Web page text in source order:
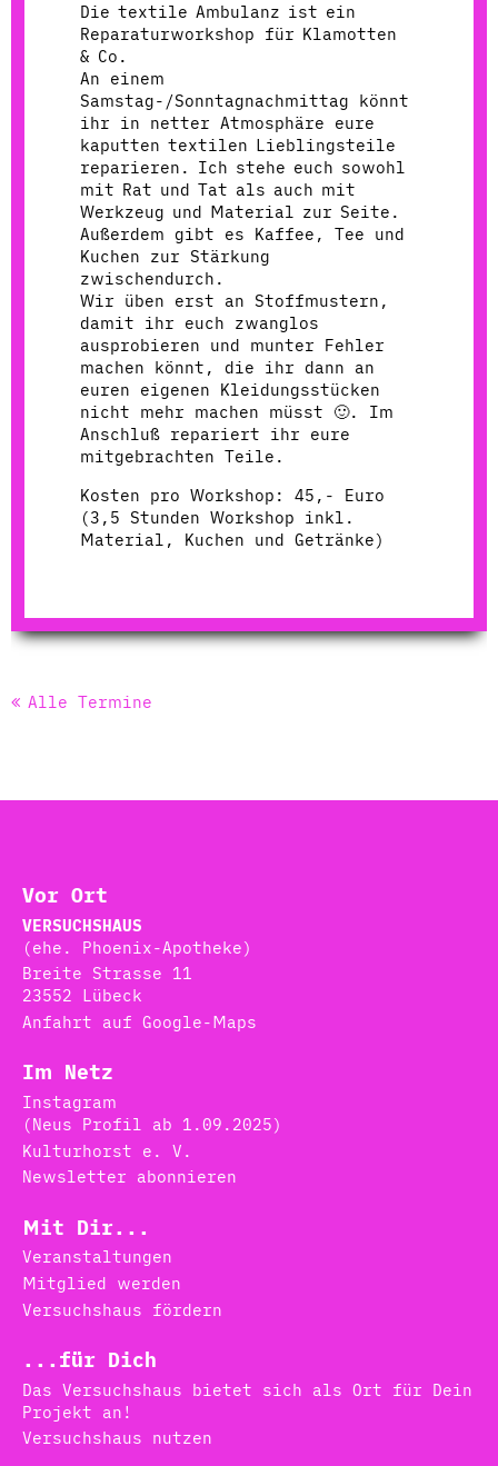
Die textile Ambulanz ist ein
Reparaturworkshop für Klamotten
& Co.
An einem
Samstag-/Sonntagnachmittag könnt
ihr in netter Atmosphäre eure
kaputten textilen Lieblingsteile
reparieren. Ich stehe euch sowohl
mit Rat und Tat als auch mit
Werkzeug und Material zur Seite.
Außerdem gibt es Kaffee, Tee und
Kuchen zur Stärkung
zwischendurch.
Wir üben erst an Stoffmustern,
damit ihr euch zwanglos
ausprobieren und munter Fehler
machen könnt, die ihr dann an
euren eigenen Kleidungsstücken
nicht mehr machen müsst 🙂. Im
Anschluß repariert ihr eure
mitgebrachten Teile.
Kosten pro Workshop: 45,- Euro
(3,5 Stunden Workshop inkl.
Material, Kuchen und Getränke)
Alle Termine
Vor Ort
VERSUCHSHAUS
(ehe. Phoenix-Apotheke)
Breite Strasse 11
23552 Lübeck
Anfahrt auf Google-Maps
Im Netz
Instagram
(Neus Profil ab 1.09.2025)
Kulturhorst e. V.
Newsletter abonnieren
Mit Dir...
Veranstaltungen
Mitglied werden
Versuchshaus fördern
...für Dich
Das Versuchshaus bietet sich als Ort für Dein
Projekt an!
Versuchshaus nutzen